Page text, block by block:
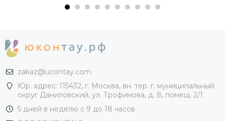
zakaz@ucontay.com
Юр. адрес: 115432, г. Москва, вн. тер. г. муниципальный
округ Даниловский, ул. Трофимова, д. 8, помещ. 2/1
5 дней в неделю с 9 до 18 часов